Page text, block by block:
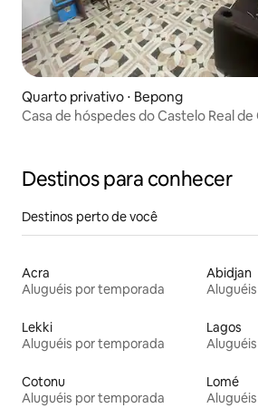
Quarto privativo ⋅ Bepong
Casa de hóspedes do Castelo Real
Destinos para conhecer
Destinos perto de você
Acra
Aluguéis por temporada
Abidjan
Lekki
Aluguéis por temporada
Lagos
Cotonu
Aluguéis por temporada
Lomé